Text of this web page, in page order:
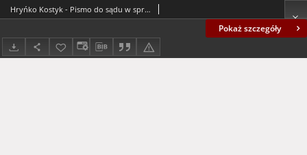
Pokaż szczegóły
Hryńko Kostyk - Pismo do sądu w sprawie zmiany właściciela gruntu